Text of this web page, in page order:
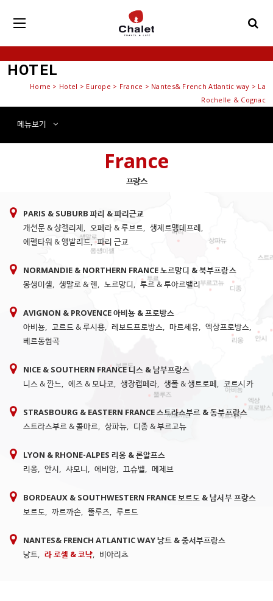
HOTEL
Home > Hotel > Europe > France > Nantes& French Atlantic way > La
Rochelle & Cognac
메뉴보기
프랑스
France
PARIS & SUBURB 파리 & 파리근교
개선문 & 샹젤리제, 오페라 & 루브르, 생제르맹데프레,
에펠타워 & 앵발리드, 파리 근교
NORMANDIE & NORTHERN FRANCE 노르망디 & 북부프랑스
몽생미셸, 생말로 & 렌, 노르망디, 투르 & 루아르밸리
AVIGNON & PROVENCE 아비뇽 & 프로방스
아비뇽, 고르드 & 루시용, 레보드프로방스, 마르세유, 엑상프로방스,
베르동협곡
NICE & SOUTHERN FRANCE 니스 & 남부프랑스
니스 & 깐느, 에즈 & 모나코, 생장캡페라, 생폴 & 생트로페, 코르시카
STRASBOURG & EASTERN FRANCE 스트라스부르 & 동부프랑스
스트라스부르 & 콜마르, 상파뉴, 디종 & 부르고뉴
LYON & RHONE-ALPES 리옹 & 론알프스
리옹, 안시, 샤모니, 에비앙, 끄슈벨, 메제브
BORDEAUX & SOUTHWESTERN FRANCE 보르도 & 남서부 프랑스
보르도, 까르까손, 뚤루즈, 루르드
NANTES& FRENCH ATLANTIC WAY 낭트 & 중서부프랑스
낭트, 라 로셀 & 코냑, 비아리츠